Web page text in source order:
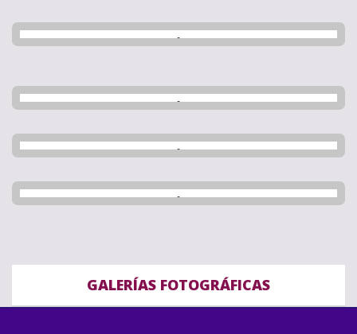
GALERÍAS FOTOGRÁFICAS